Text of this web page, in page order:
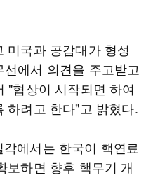
미국과 공감대가 형성
에서 의견을 주고받고
"협상이 시작되면 하여
하려고 한다"고 밝혔다.
에서는 한국이 핵연료
보하면 향후 핵무기 개